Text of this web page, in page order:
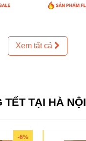
Xem tất cả
TẾT TẠI HÀ NỘI
-6%